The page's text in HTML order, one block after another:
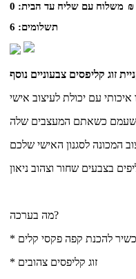
משלוח עם שליח עד הבית: 0
₪
תשלומים: 6
מה בערכה?
להכנת קפה פקסי קלים
* זוג קליפסים צהובים